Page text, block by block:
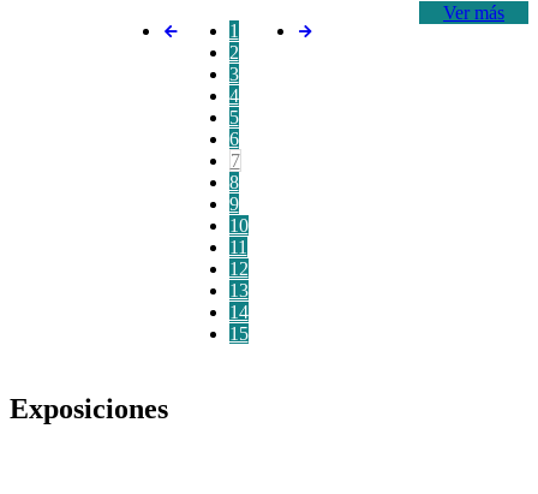
Ver más
1
2
3
4
5
6
7
8
9
10
11
12
13
14
15
Exposiciones